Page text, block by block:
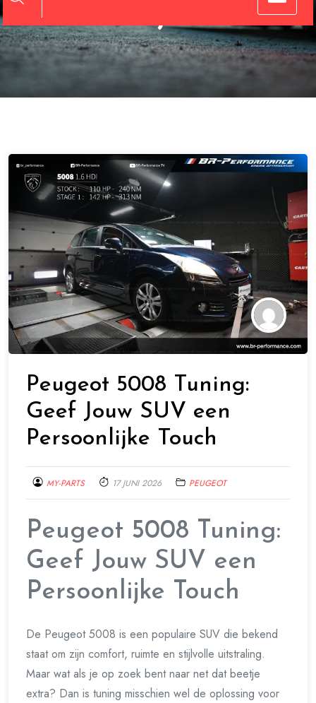
Persoonlijke Touch
Peugeot 5008 Tuning:
Geef Jouw SUV een
Persoonlijke Touch
MY-PARTS 17 JUNI 2026 PEUGEOT
Peugeot 5008 Tuning:
Geef Jouw SUV een
Persoonlijke Touch
De Peugeot 5008 is een populaire SUV die bekend
staat om zijn comfort, ruimte en stijlvolle uitstraling.
Maar wat als je op zoek bent naar net dat beetje
extra? Dan is tuning misschien wel de oplossing voor